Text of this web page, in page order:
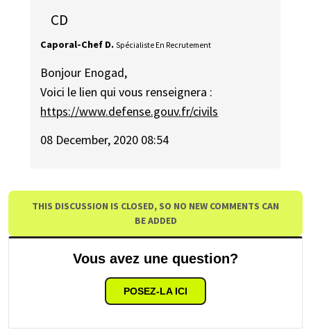
CD
Caporal-Chef D. Spécialiste En Recrutement
Bonjour Enogad,
Voici le lien qui vous renseignera :
https://www.defense.gouv.fr/civils
08 December, 2020 08:54
THIS DISCUSSION IS CLOSED, SO NO NEW COMMENTS CAN
BE ADDED
Vous avez une question?
POSEZ-LA ICI